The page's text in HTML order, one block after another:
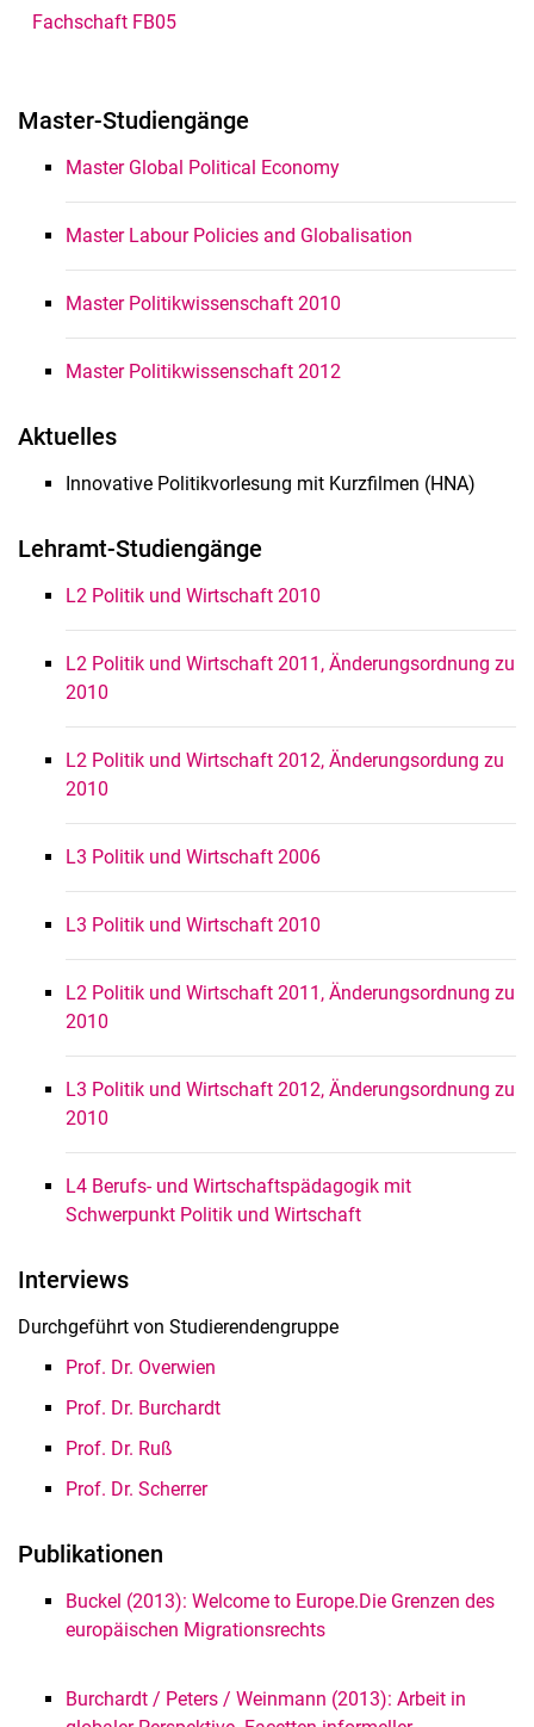
Fachschaft FB05
Master-Studiengänge
Master Global Political Economy
Master Labour Policies and Globalisation
Master Politikwissenschaft 2010
Master Politikwissenschaft 2012
Aktuelles
Innovative Politikvorlesung mit Kurzfilmen (HNA)
Lehramt-Studiengänge
L2 Politik und Wirtschaft 2010
L2 Politik und Wirtschaft 2011, Änderungsordnung zu
2010
L2 Politik und Wirtschaft 2012, Änderungsordung zu
2010
L3 Politik und Wirtschaft 2006
L3 Politik und Wirtschaft 2010
L2 Politik und Wirtschaft 2011, Änderungsordnung zu
2010
L3 Politik und Wirtschaft 2012, Änderungsordnung zu
2010
L4 Berufs- und Wirtschaftspädagogik mit
Schwerpunkt Politik und Wirtschaft
Interviews
Durchgeführt von Studierendengruppe
Prof. Dr. Overwien
Prof. Dr. Burchardt
Prof. Dr. Ruß
Prof. Dr. Scherrer
Publikationen
Buckel (2013): Welcome to Europe.Die Grenzen des
europäischen Migrationsrechts
Burchardt / Peters / Weinmann (2013): Arbeit in